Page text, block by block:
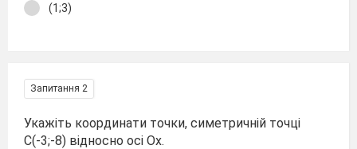
(1;3)
Запитання 2
Укажіть координати точки, симетричній точці
С(-3;-8) відносно осі Ох.